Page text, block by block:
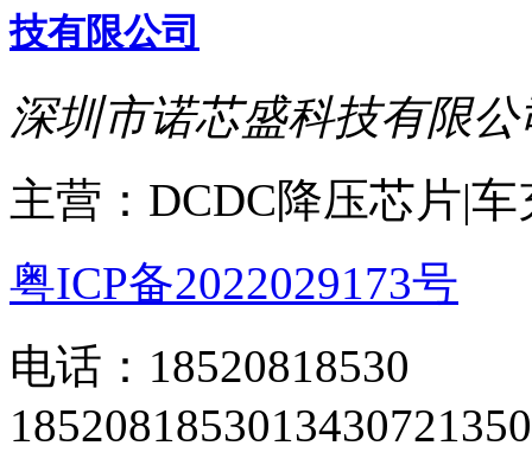
深圳市诺芯盛科技有限公
主营：DCDC降压芯片|
粤ICP备2022029173号
电话：18520818530
1852081853013430721350